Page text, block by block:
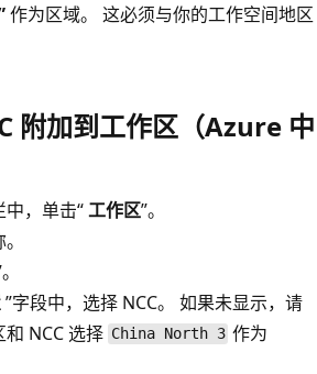
作为区域。 这必须与你的工作空间地区
附加到工作区（Azure 中
，单击“工作区”。
。
”字段中，选择 NCC。 如果未显示，请
NCC 选择 China North 3 作为